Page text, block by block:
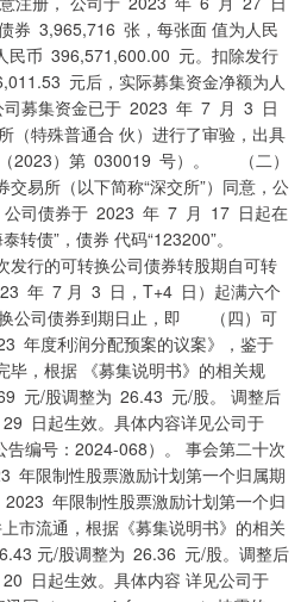
券 3,965,716 张，每张面 值为人民
民币 396,571,600.00 元。扣除发行
元后，实际募集资金净额为人
司募集资金已于 2023 年 7 月 3 日
（特殊普通合 伙）进行了审验，出具
（2023）第 030019 号）。 （二）
易所（以下简称“深交所”）同意，公
公司债券于 2023 年 7 月 17 日起在
泰转债”，债券 代码“123200”。
行的可转换公司债券转股期自可转
年 7 月 3 日，T+4 日）起满六个
换公司债券到期日止，即 （四）可
年度利润分配预案的议案》，鉴于
，根据 《募集说明书》的相关规
元/股调整为 26.43 元/股。 调整后
日起生效。具体内容详见公司于
编号：2024-068）。 事会第二十次
年限制性股票激励计划第一个归属期
年限制性股票激励计划第一个归
市流通，根据《募集说明书》的相关
元/股调整为 26.36 元/股。调整后
日起生效。具体内容 详见公司于